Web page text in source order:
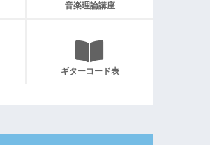
音楽理論講座
ギターコード表